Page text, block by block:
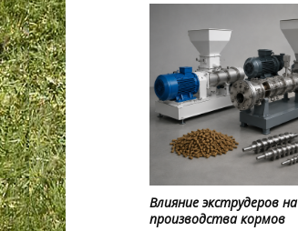
Влияние экструдеров
производства кормов